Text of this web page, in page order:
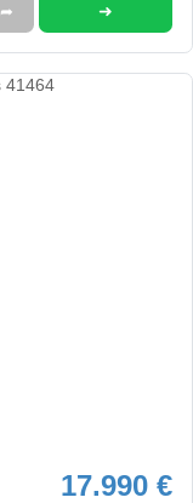
➦ ➜
17.990 €